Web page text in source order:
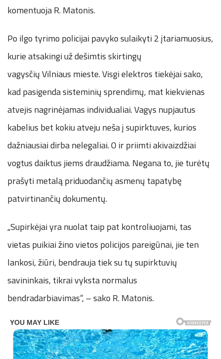
komentuoja R. Matonis.
Po ilgo tyrimo policijai pavyko sulaikyti 2 įtariamuosius,
kurie atsakingi už dešimtis skirtingų
vagysčių Vilniaus mieste. Visgi elektros tiekėjai sako,
kad pasigenda sisteminių sprendimų, mat kiekvienas
atvejis nagrinėjamas individualiai. Vagys nupjautus
kabelius bet kokiu atveju neša į supirktuves, kurios
dažniausiai dirba nelegaliai. O ir priimti akivaizdžiai
vogtus daiktus jiems draudžiama. Negana to, jie turėtų
prašyti metalą priduodančių asmenų tapatybę
patvirtinančių dokumentų.
„Supirkėjai yra nuolat taip pat kontroliuojami, tas
vietas puikiai žino vietos policijos pareigūnai, jie ten
lankosi, žiūri, bendrauja tiek su tų supirktuvių
savininkais, tikrai vyksta normalus
bendradarbiavimas“, – sako R. Matonis.